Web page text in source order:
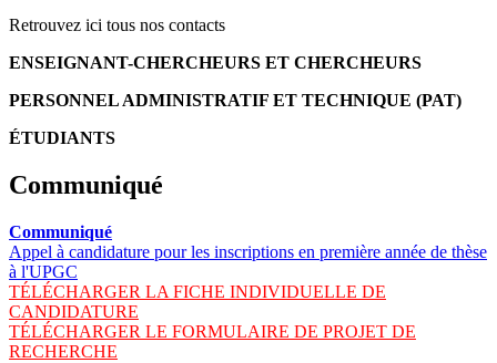
Retrouvez ici tous nos contacts
ENSEIGNANT-CHERCHEURS ET CHERCHEURS
PERSONNEL ADMINISTRATIF ET TECHNIQUE (PAT)
ÉTUDIANTS
Communiqué
Communiqué
Appel à candidature pour les inscriptions en première année de thèse
à l'UPGC
TÉLÉCHARGER LA FICHE INDIVIDUELLE DE
CANDIDATURE
TÉLÉCHARGER LE FORMULAIRE DE PROJET DE
RECHERCHE